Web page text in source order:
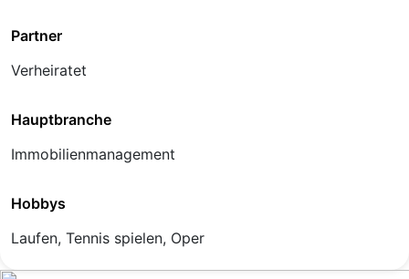
Partner
Verheiratet
Hauptbranche
Immobilienmanagement
Hobbys
Laufen, Tennis spielen, Oper